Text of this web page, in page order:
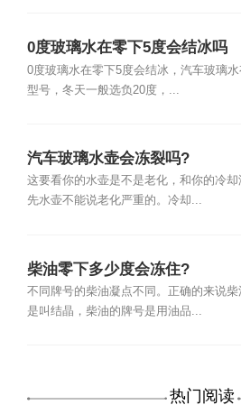
0度玻璃水在零下5度会结冰吗
0度玻璃水在零下5度会结冰，汽车玻璃水
型号，冬天一般选负20度，...
汽车玻璃水壶会冻裂吗?
这要看你的水壶是不是老化，和你的冷却
先水壶不能说老化严重的。冷却...
柴油零下多少度会冻住?
不同牌号的柴油凝点不同。正确的来说柴
是叫结晶，柴油的牌号是用油品...
热门阅读